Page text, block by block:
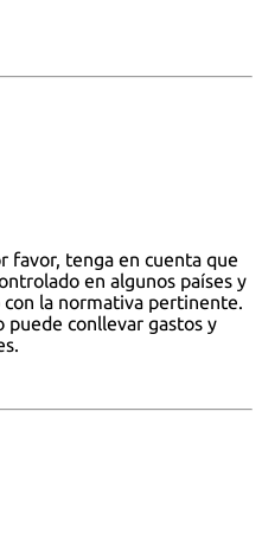
favor, tenga en cuenta que
en algunos países y
la normativa pertinente.
puede conllevar gastos y